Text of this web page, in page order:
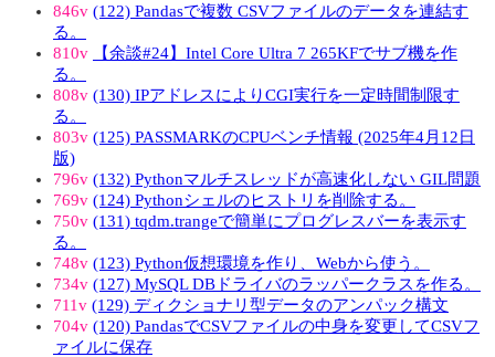
846v (122) Pandasで複数 CSVファイルのデータを連結す
る。
810v
【余談#24】Intel Core Ultra 7 265KFでサブ機を作
る。
808v (130) IPアドレスによりCGI実行を一定時間制限す
る。
803v (125) PASSMARKのCPUベンチ情報 (2025年4月12日
版)
796v (132) Pythonマルチスレッドが高速化しない GIL問題
769v (124) Pythonシェルのヒストリを削除する。
750v (131) tqdm.trangeで簡単にプログレスバーを表示す
る。
748v (123) Python仮想環境を作り、Webから使う。
734v (127) MySQL DBドライバのラッパークラスを作る。
711v (129) ディクショナリ型データのアンパック構文
704v (120) PandasでCSVファイルの中身を変更してCSVフ
ァイルに保存